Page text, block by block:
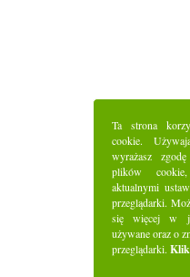
Ta strona
cookie.
wyrażasz
plików
aktualnymi
przeglądarki.
się więcej w
używane oraz o
przeglądarki.